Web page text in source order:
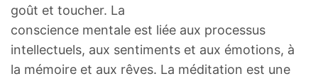
goût et toucher. La
conscience mentale est liée aux processus
intellectuels, aux sentiments et aux émotions, à
la mémoire et aux rêves. La méditation est une